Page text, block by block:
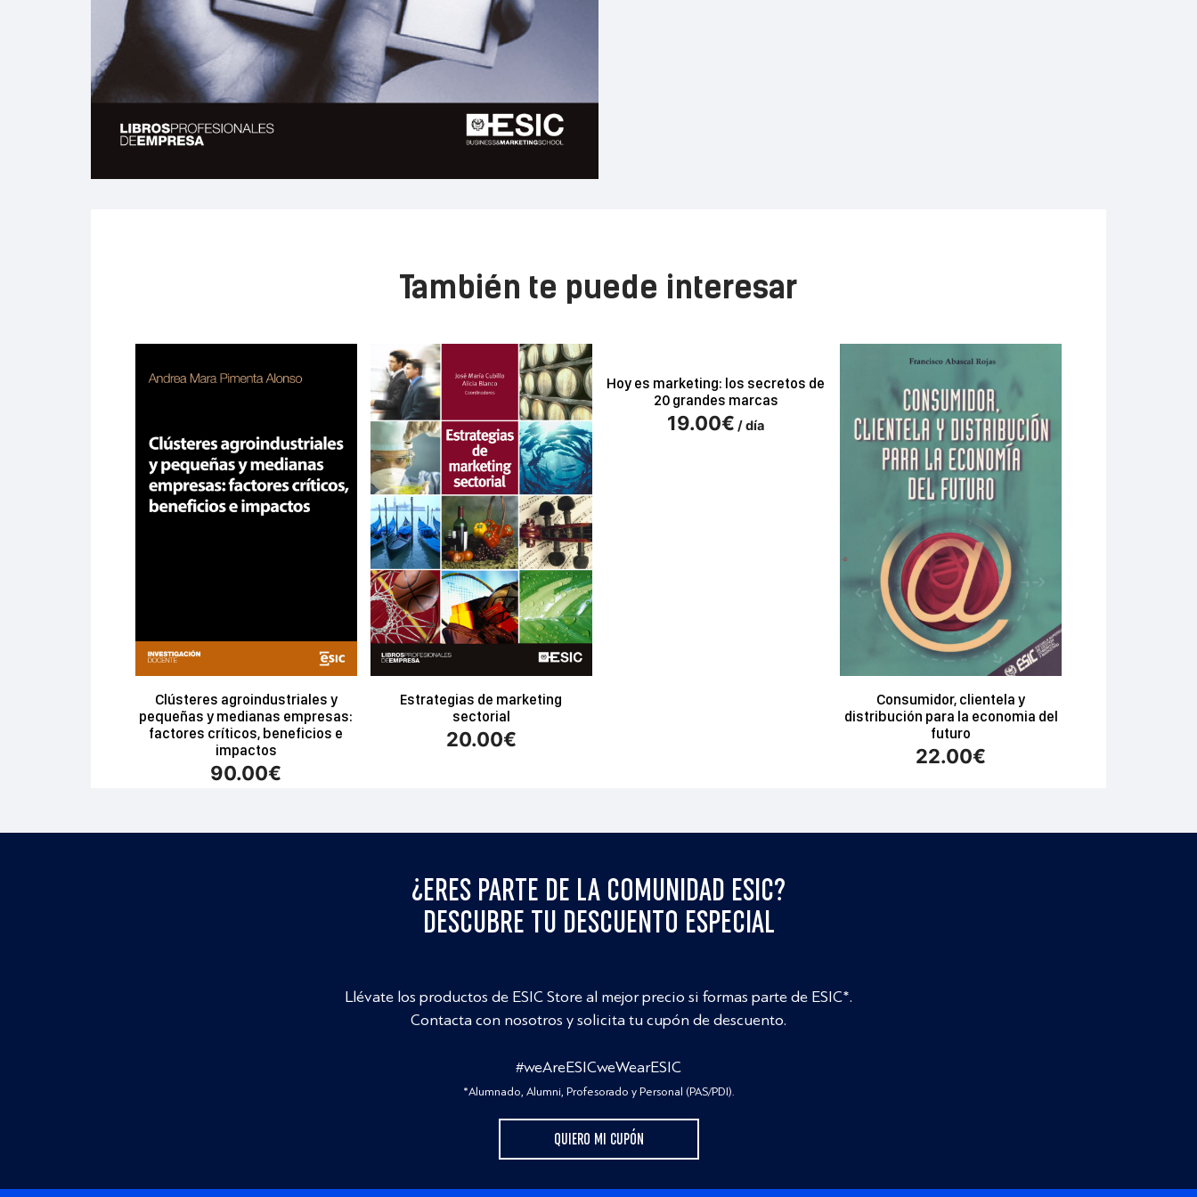
También te puede interesar
Clústeres agroindustriales y
pequeñas y medianas empresas:
factores críticos, beneficios e
impactos
90.00€
Estrategias de marketing
sectorial
20.00€
Hoy es marketing: los secretos de
20 grandes marcas
19.00€ / día
Consumidor, clientela y
distribución para la economia del
futuro
22.00€
¿ERES PARTE DE LA COMUNIDAD ESIC?
DESCUBRE TU DESCUENTO ESPECIAL
Llévate los productos de ESIC Store al mejor precio si formas parte de ESIC*.
Contacta con nosotros y solicita tu cupón de descuento.
#weAreESICweWearESIC
*Alumnado, Alumni, Profesorado y Personal (PAS/PDI).
QUIERO MI CUPÓN